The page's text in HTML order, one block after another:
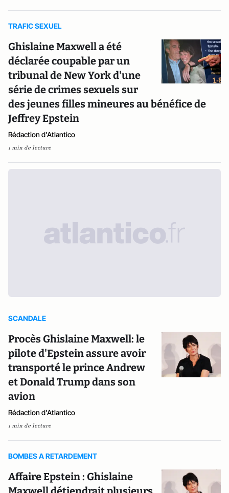
TRAFIC SEXUEL
Ghislaine Maxwell a été
déclarée coupable par un
tribunal de New York d'une
série de crimes sexuels sur
des jeunes filles mineures au bénéfice de
Jeffrey Epstein
Rédaction d'Atlantico
1 min de lecture
SCANDALE
Procès Ghislaine Maxwell: le
pilote d'Epstein assure avoir
transporté le prince Andrew
et Donald Trump dans son
avion
Rédaction d'Atlantico
1 min de lecture
BOMBES A RETARDEMENT
Affaire Epstein : Ghislaine